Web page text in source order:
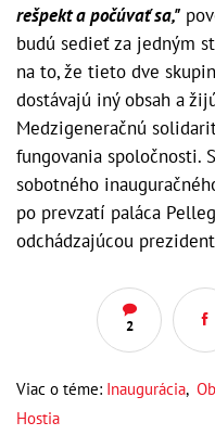
rešpekt a počúvať sa,"
budú sedieť za jedným
na to, že tieto dve
dostávajú iný obsah a
Medzigeneračnú
fungovania spoločnosti.
sobotného
po prevzatí paláca
odchádzajúcou
2
Viac o téme: Inaugurácia,
Hostia